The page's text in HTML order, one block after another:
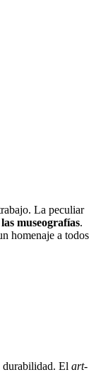
La peculiar
museografías.
homenaje a todos
durabilidad. El art-